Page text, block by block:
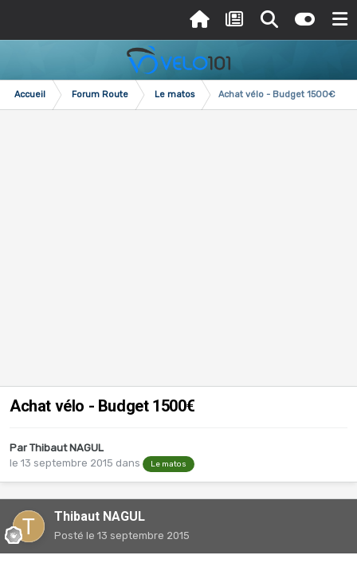
Accueil Forum Route Le matos Achat vélo - Budget 1500€
Achat vélo - Budget 1500€
Par Thibaut NAGUL
le 13 septembre 2015 dans Le matos
Thibaut NAGUL
Posté le 13 septembre 2015